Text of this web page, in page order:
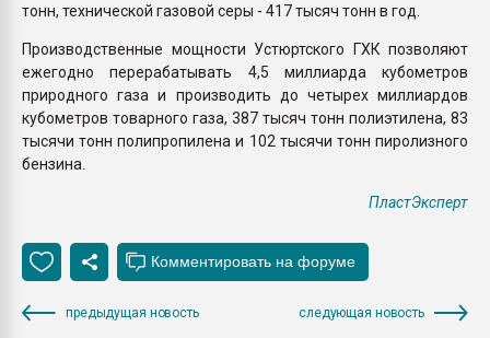
тонн, технической газовой серы - 417 тысяч тонн в год.
Производственные мощности Устюртского ГХК позволяют
ежегодно перерабатывать 4,5 миллиарда кубометров
природного газа и производить до четырех миллиардов
кубометров товарного газа, 387 тысяч тонн полиэтилена, 83
тысячи тонн полипропилена и 102 тысячи тонн пиролизного
бензина.
ПластЭксперт
предыдущая новость следующая новость